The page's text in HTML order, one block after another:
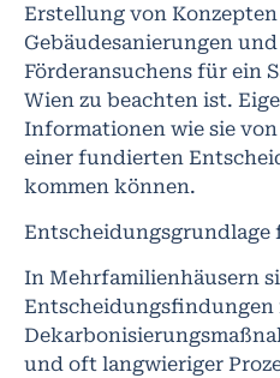
Erstellung von
Gebäudesanierungen
Förderansuchens für ein
Wien zu beachten ist.
Informationen wie sie
einer fundierten
kommen können.
Entscheidungsgrundlage
In Mehrfamilienhäusern
Entscheidungsfindungen
und oft langwieriger